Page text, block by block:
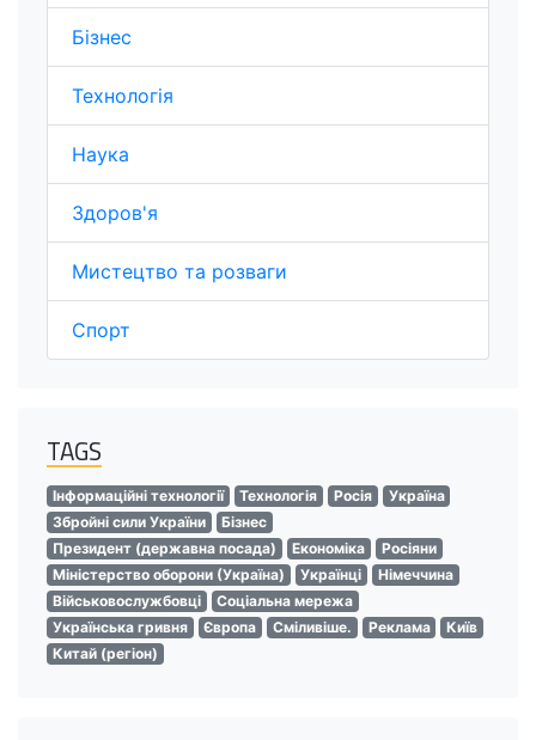
Бізнес
Технологія
Наука
Здоров'я
Мистецтво та розваги
Спорт
TAGS
Інформаційні технології Технологія Росія
Україна
Збройні сили України
Бізнес
Президент (державна посада)
Економіка
Росіяни
Міністерство оборони (Україна)
Українці
Німеччина
Військовослужбовці
Соціальна мережа
Українська гривня
Європа Сміливіше. Реклама
Київ
Китай (регіон)